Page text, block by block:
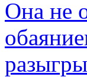
Она не